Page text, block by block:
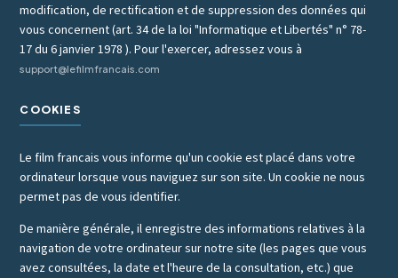
modification, de rectification et de suppression des données qui
vous concernent (art. 34 de la loi "Informatique et Libertés" n° 78-
17 du 6 janvier 1978 ). Pour l'exercer, adressez vous à
support@lefilmfrancais.com
COOKIES
Le film francais vous informe qu'un cookie est placé dans votre
ordinateur lorsque vous naviguez sur son site. Un cookie ne nous
permet pas de vous identifier.
De manière générale, il enregistre des informations relatives à la
navigation de votre ordinateur sur notre site (les pages que vous
avez consultées, la date et l'heure de la consultation, etc.) que